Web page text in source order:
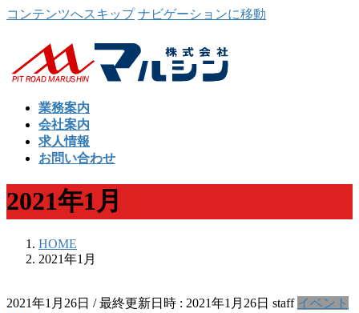
コンテンツへスキップ ナビゲーションに移動
業務案内
会社案内
求人情報
お問い合わせ
2021年1月
HOME
2021年1月
2021年1月26日 / 最終更新日時 : 2021年1月26日 staff イベント